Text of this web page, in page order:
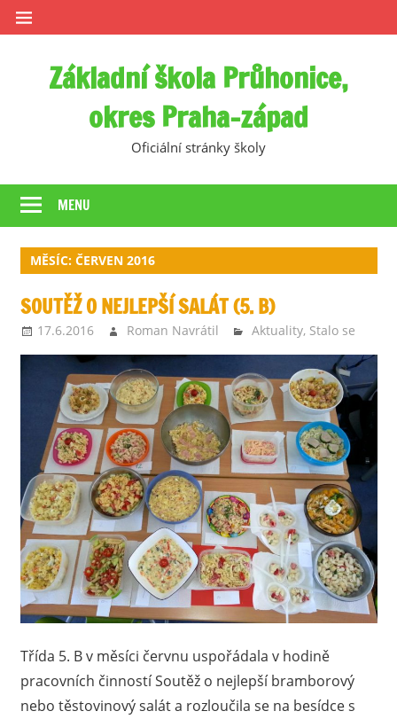
Skip
to
Základní škola Průhonice,
okres Praha-západ
Oficiální stránky školy
MENU
MĚSÍC: ČERVEN 2016
SOUTĚŽ O NEJLEPŠÍ SALÁT (5. B)
17.6.2016 Roman Navrátil Aktuality, Stalo se
Třída 5. B v měsíci červnu uspořádala v hodině
pracovních činností Soutěž o nejlepší bramborový
nebo těstovinový salát a rozloučila se na besídce s